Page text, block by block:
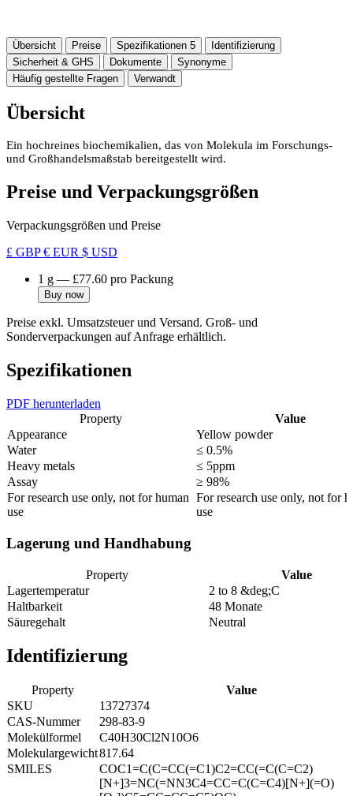
Übersicht Preise Spezifikationen 5
Identifizierung
Sicherheit & GHS
Dokumente
Synonyme
Häufig gestellte Fragen
Verwandt
Übersicht
Ein hochreines biochemikalien, das von Molekula im Forschungs-
und Großhandelsmaßstab bereitgestellt wird.
Preise und Verpackungsgrößen
Verpackungsgrößen und Preise
£ GBP€ EUR $ USD
1 g — £77.60 pro Packung
Buy now
Preise exkl. Umsatzsteuer und Versand. Groß- und
Sonderverpackungen auf Anfrage erhältlich.
Spezifikationen
PDF herunterladen
Property
Value
Appearance
Yellow powder
Water
≤ 0.5%
Heavy metals
≤ 5ppm
Assay
≥ 98%
For research use only, not for human
use
For research use only, not for
use
Lagerung und Handhabung
Property
Value
Lagertemperatur
2 to 8 &deg;C
Haltbarkeit
48 Monate
Säuregehalt
Neutral
Identifizierung
Property
Value
SKU
13727374
CAS-Nummer
298-83-9
Molekülformel
C40H30Cl2N10O6
Molekulargewicht817.64
SMILES
COC1=C(C=CC(=C1)C2=CC(=C(C=C2)
[N+]3=NC(=NN3C4=CC=C(C=C4)[N+](=O)